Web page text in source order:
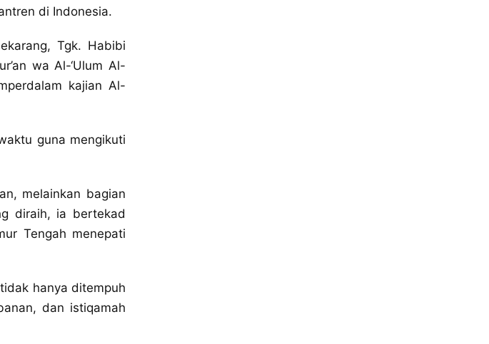
di Indonesia.
Tgk. Habibi
wa Al-‘Ulum Al-
kajian Al-
guna mengikuti
melainkan bagian
diraih, ia bertekad
Tengah menepati
hanya ditempuh
dan istiqamah